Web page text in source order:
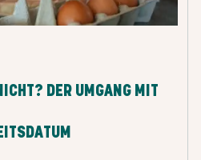
DER UMGANG MIT